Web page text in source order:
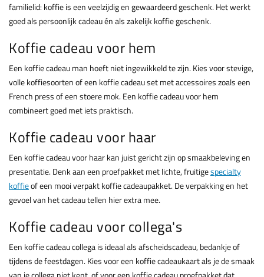
familielid: koffie is een veelzijdig en gewaardeerd geschenk. Het werkt
goed als persoonlijk cadeau én als zakelijk koffie geschenk.
Koffie cadeau voor hem
Een koffie cadeau man hoeft niet ingewikkeld te zijn. Kies voor stevige,
volle koffiesoorten of een koffie cadeau set met accessoires zoals een
French press of een stoere mok. Een koffie cadeau voor hem
combineert goed met iets praktisch.
Koffie cadeau voor haar
Een koffie cadeau voor haar kan juist gericht zijn op smaakbeleving en
presentatie. Denk aan een proefpakket met lichte, fruitigespecialty
koffieof een mooi verpakt koffie cadeaupakket. De verpakking en het
gevoel van het cadeau tellen hier extra mee.
Koffie cadeau voor collega's
Een koffie cadeau collega is ideaal als afscheidscadeau, bedankje of
tijdens de feestdagen. Kies voor een koffie cadeaukaart als je de smaak